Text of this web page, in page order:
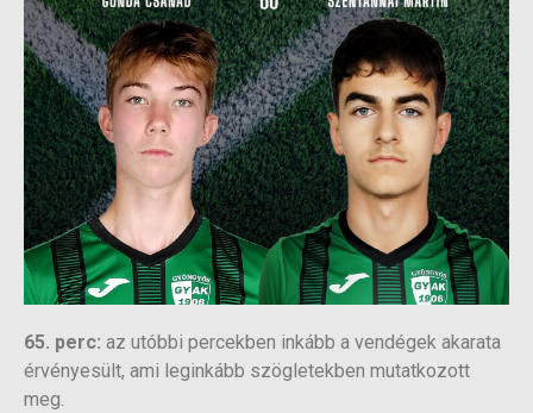
65. perc: az utóbbi percekben inkább a vendégek akarata
érvényesült, ami leginkább szögletekben mutatkozott
meg.